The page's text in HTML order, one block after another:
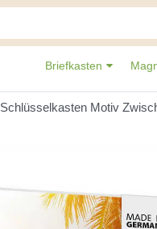
Briefkasten
Schlüsselkasten Motiv